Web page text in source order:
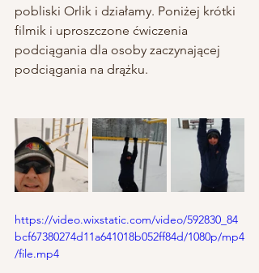
pobliski Orlik i działamy. Poniżej krótki
filmik i uproszczone ćwiczenia
podciągania dla osoby zaczynającej
podciągania na drążku.
https://video.wixstatic.com/video/592830_84
bcf67380274d11a641018b052ff84d/1080p/mp4
/file.mp4